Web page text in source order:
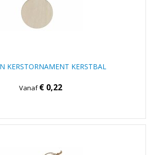
KERSTORNAMENT KERSTBAL
Vanaf€ 0,22